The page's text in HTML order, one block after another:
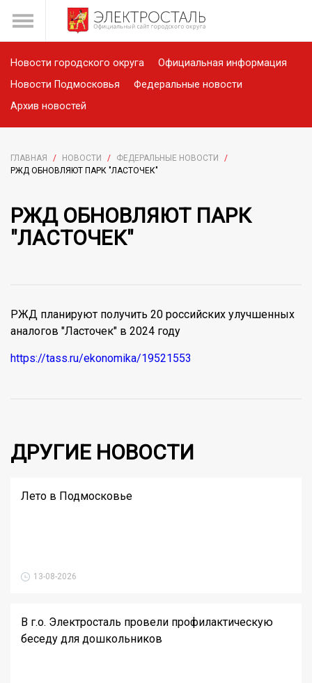
Новости городского округа
Официальная информация
Новости Подмосковья
Федеральные новости
Архив новостей
ГЛАВНАЯ / НОВОСТИ / ФЕДЕРАЛЬНЫЕ НОВОСТИ
/
РЖД ОБНОВЛЯЮТ ПАРК "ЛАСТОЧЕК"
РЖД ОБНОВЛЯЮТ ПАРК
"ЛАСТОЧЕК"
РЖД планируют получить 20 российских улучшенных
аналогов "Ласточек" в 2024 году
https://tass.ru/ekonomika/19521553
ДРУГИЕ НОВОСТИ
Лето в Подмосковье
13-08-2026
В г.о. Электросталь провели профилактическую
беседу для дошкольников